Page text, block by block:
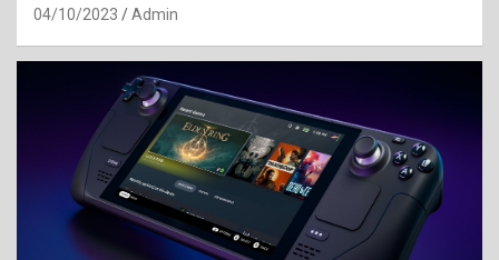
04/10/2023 Admin